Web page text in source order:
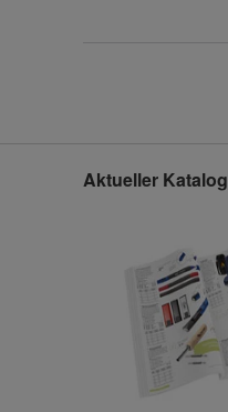
Aktueller Katalog